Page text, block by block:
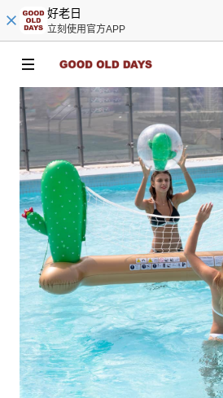
好老日
立刻使用官方APP